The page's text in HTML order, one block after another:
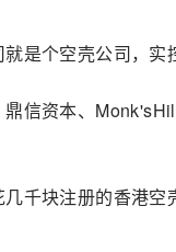
是个空壳公司，实
信资本、
千块注册的香港